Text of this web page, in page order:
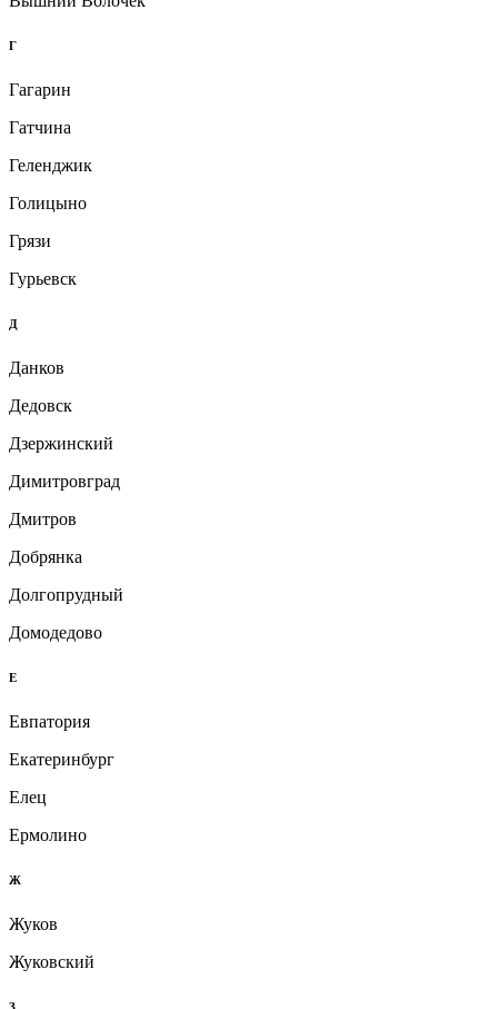
Г
Гагарин
Гатчина
Геленджик
Голицыно
Грязи
Гурьевск
Д
Данков
Дедовск
Дзержинский
Димитровград
Дмитров
Добрянка
Долгопрудный
Домодедово
Е
Евпатория
Екатеринбург
Елец
Ермолино
Ж
Жуков
Жуковский